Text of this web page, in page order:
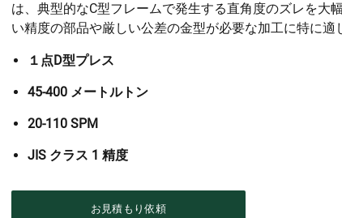
は、典型的なC型フレームで発生する直角度のズレを大
い精度の部品や厳しい公差の金型が必要な加工に特に適
１点D型プレス
45-400 メートルトン
20-110 SPM
JIS クラス 1 精度
お見積もり依頼